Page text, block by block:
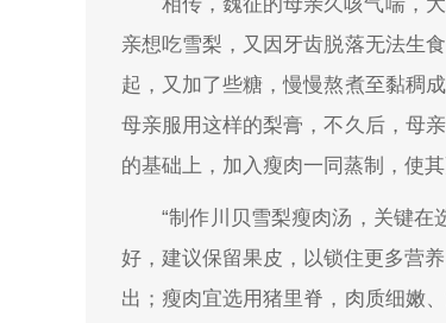
亲想吃雪梨，又因牙齿脱落无法生
起，又加了些糖，慢慢熬煮至黏稠
母亲服用这样的梨膏，不久后，母
的基础上，加入瘦肉一同蒸制，使
“制作川贝雪梨瘦肉汤，关键在
好，建议保留果皮，以锁住更多营
出；瘦肉宜选用猪里脊，肉质细嫩